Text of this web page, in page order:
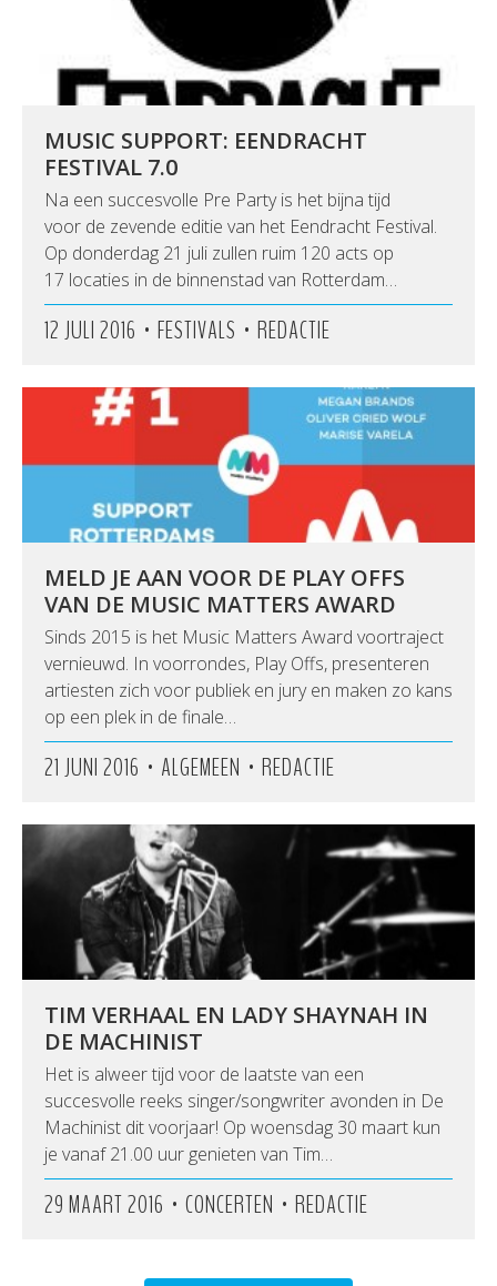
MUSIC SUPPORT: EENDRACHT
FESTIVAL 7.0
Na een succesvolle Pre Party is het bijna tijd
voor de zevende editie van het Eendracht Festival.
Op donderdag 21 juli zullen ruim 120 acts op
17 locaties in de binnenstad van Rotterdam…
12 JULI 2016 • FESTIVALS • REDACTIE
MELD JE AAN VOOR DE PLAY OFFS
VAN DE MUSIC MATTERS AWARD
Sinds 2015 is het Music Matters Award voortraject
vernieuwd. In voorrondes, Play Offs, presenteren
artiesten zich voor publiek en jury en maken zo kans
op een plek in de finale…
21 JUNI 2016 • ALGEMEEN • REDACTIE
TIM VERHAAL EN LADY SHAYNAH IN
DE MACHINIST
Het is alweer tijd voor de laatste van een
succesvolle reeks singer/songwriter avonden in De
Machinist dit voorjaar! Op woensdag 30 maart kun
je vanaf 21.00 uur genieten van Tim…
29 MAART 2016 • CONCERTEN • REDACTIE